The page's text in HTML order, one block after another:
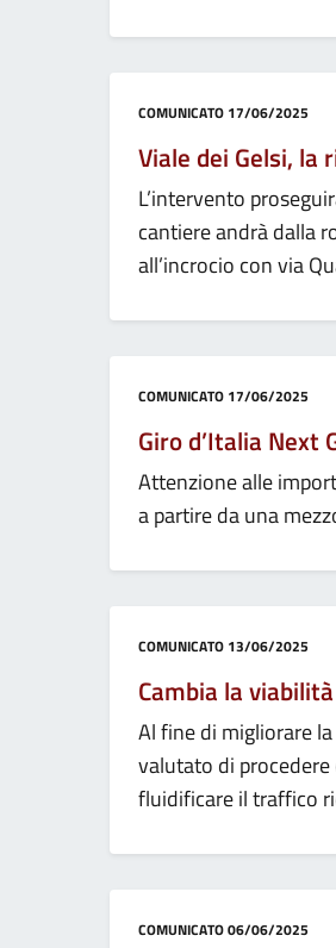
Categoria:
COMUNICATO 17/06/2025
Viale dei Gelsi, la
L’intervento
cantiere andrà dalla
all’incrocio con via
Categoria:
COMUNICATO 17/06/2025
Giro d’Italia Next
Attenzione alle
a partire da una
Categoria:
COMUNICATO 13/06/2025
Cambia la
Al fine di migliorare
valutato di
fluidificare il traffico
Categoria:
COMUNICATO06/06/2025